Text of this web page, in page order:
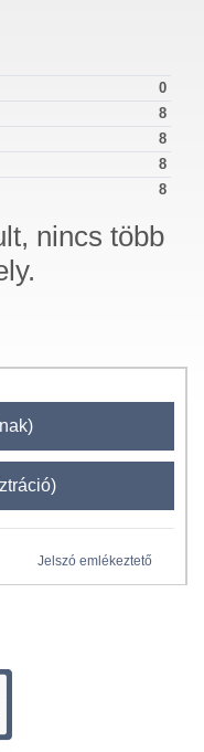
0
8
8
8
8
nincs több
Jelszó emlékeztető